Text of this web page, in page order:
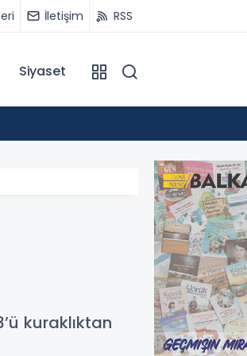
İletişim RSS
Siyaset
kuraklıktan